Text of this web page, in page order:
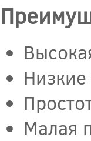
Малая